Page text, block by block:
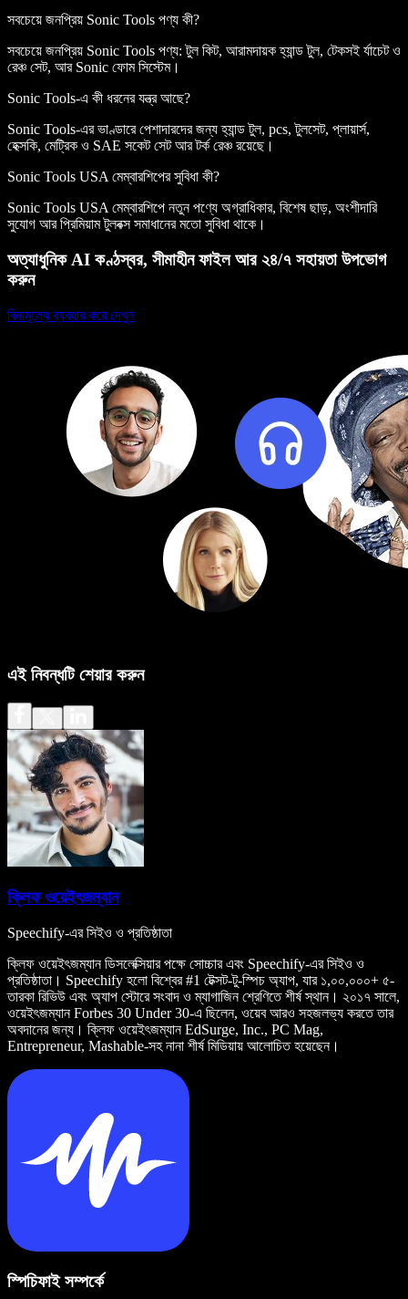
সবচেয়ে জনপ্রিয় Sonic Tools পণ্য কী?
সবচেয়ে জনপ্রিয় Sonic Tools পণ্য: টুল কিট, আরামদায়ক হ্যান্ড টুল, টেকসই র্যাচেট ও
রেঞ্চ সেট, আর Sonic ফোম সিস্টেম।
Sonic Tools-এ কী ধরনের যন্ত্র আছে?
Sonic Tools-এর ভাণ্ডারে পেশাদারদের জন্য হ্যান্ড টুল, pcs, টুলসেট, প্লায়ার্স,
হেক্সকি, মেট্রিক ও SAE সকেট সেট আর টর্ক রেঞ্চ রয়েছে।
Sonic Tools USA মেম্বারশিপের সুবিধা কী?
Sonic Tools USA মেম্বারশিপে নতুন পণ্যে অগ্রাধিকার, বিশেষ ছাড়, অংশীদারি
সুযোগ আর প্রিমিয়াম টুলবক্স সমাধানের মতো সুবিধা থাকে।
অত্যাধুনিক AI কণ্ঠস্বর, সীমাহীন ফাইল আর ২৪/৭ সহায়তা উপভোগ
করুন
বিনামূল্যে ব্যবহার করে দেখুন
এই নিবন্ধটি শেয়ার করুন
ক্লিফ ওয়েইৎজম্যান
Speechify-এর সিইও ও প্রতিষ্ঠাতা
ক্লিফ ওয়েইৎজম্যান ডিসলেক্সিয়ার পক্ষে সোচ্চার এবং Speechify-এর সিইও ও
প্রতিষ্ঠাতা। Speechify হলো বিশ্বের #1 টেক্সট-টু-স্পিচ অ্যাপ, যার ১,০০,০০০+ ৫-
তারকা রিভিউ এবং অ্যাপ স্টোরে সংবাদ ও ম্যাগাজিন শ্রেণিতে শীর্ষ স্থান। ২০১৭ সালে,
ওয়েইৎজম্যান Forbes 30 Under 30-এ ছিলেন, ওয়েব আরও সহজলভ্য করতে তার
অবদানের জন্য। ক্লিফ ওয়েইৎজম্যান EdSurge, Inc., PC Mag,
Entrepreneur, Mashable-সহ নানা শীর্ষ মিডিয়ায় আলোচিত হয়েছেন।
স্পিচিফাই সম্পর্কে